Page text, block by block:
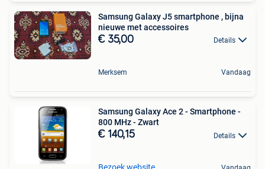
Samsung Galaxy J5 smartphone , bijna
nieuwe met accessoires
€ 35,00 Details
Merksem Vandaag
Samsung Galaxy Ace 2 - Smartphone -
800 MHz - Zwart
€ 140,15 Details
Bezoek website